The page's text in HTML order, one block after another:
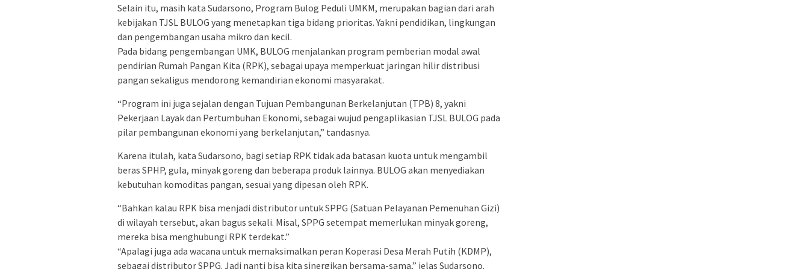
Selain itu, masih kata Sudarsono, Program Bulog Peduli UMKM, merupakan bagian dari arah
kebijakan TJSL BULOG yang menetapkan tiga bidang prioritas. Yakni pendidikan, lingkungan
dan pengembangan usaha mikro dan kecil.
Pada bidang pengembangan UMK, BULOG menjalankan program pemberian modal awal
pendirian Rumah Pangan Kita (RPK), sebagai upaya memperkuat jaringan hilir distribusi
pangan sekaligus mendorong kemandirian ekonomi masyarakat.
“Program ini juga sejalan dengan Tujuan Pembangunan Berkelanjutan (TPB) 8, yakni
Pekerjaan Layak dan Pertumbuhan Ekonomi, sebagai wujud pengaplikasian TJSL BULOG pada
pilar pembangunan ekonomi yang berkelanjutan,” tandasnya.
Karena itulah, kata Sudarsono, bagi setiap RPK tidak ada batasan kuota untuk mengambil
beras SPHP, gula, minyak goreng dan beberapa produk lainnya. BULOG akan menyediakan
kebutuhan komoditas pangan, sesuai yang dipesan oleh RPK.
“Bahkan kalau RPK bisa menjadi distributor untuk SPPG (Satuan Pelayanan Pemenuhan Gizi)
di wilayah tersebut, akan bagus sekali. Misal, SPPG setempat memerlukan minyak goreng,
mereka bisa menghubungi RPK terdekat.”
“Apalagi juga ada wacana untuk memaksimalkan peran Koperasi Desa Merah Putih (KDMP),
sebagai distributor SPPG. Jadi nanti bisa kita sinergikan bersama-sama,” jelas Sudarsono.